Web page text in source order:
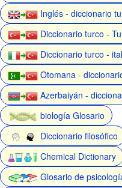
Inglés - diccionario
Diccionario turco -
Diccionario turco -
Otomana -
Azerbaiyán -
biología Glosario
Diccionario filosófico
Chemical Dictionary
Glosario de